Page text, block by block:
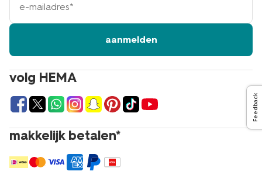
volg HEMA
makkelijk betalen*
mailadres
aanmelden
Feedback